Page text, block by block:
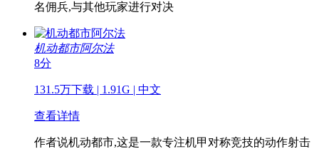
名佣兵,与其他玩家进行对决
机动都市阿尔法
8分
131.5万下载 | 1.91G | 中文
查看详情
作者说机动都市,这是一款专注机甲对称竞技的动作射击